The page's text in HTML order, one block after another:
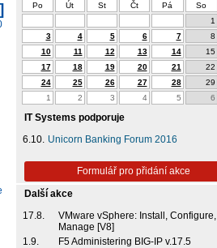
Po Út St Čt Pá So
1
3
4 5 6 7 8
10
11 12 13 14 15
17
18 19 20 21 22
24
25 26 27 28 29
1
2 3 4 5 6
IT Systems podporuje
6.10. Unicorn Banking Forum 2016
Formulář pro přidání akce
Další akce
17.8.
VMware vSphere: Install, Configure,
Manage [V8]
1.9.
F5 Administering BIG-IP v.17.5